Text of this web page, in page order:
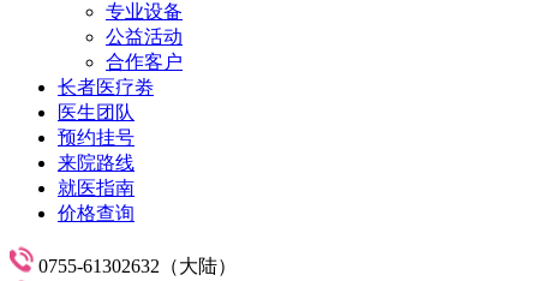
专业设备
公益活动
合作客户
长者医疗劵
医生团队
预约挂号
来院路线
就医指南
价格查询
0755-61302632（大陆）